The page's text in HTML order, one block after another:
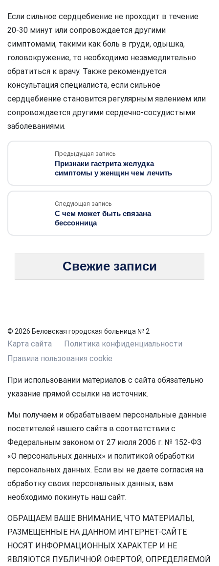
Если сильное сердцебиение не проходит в течение
20-30 минут или сопровождается другими
симптомами, такими как боль в груди, одышка,
головокружение, то необходимо незамедлительно
обратиться к врачу. Также рекомендуется
консультация специалиста, если сильное
сердцебиение становится регулярным явлением или
сопровождается другими сердечно-сосудистыми
заболеваниями.
Предыдущая запись
Признаки гастрита желудка
симптомы у женщин чем лечить
Следующая запись
С чем может быть связана
бессонница
Свежие записи
© 2026 Беловская городская больница № 2
Карта сайта
Политика конфиденциальности
Правила пользования cookie
При использовании материалов с сайта обязательно
указание прямой ссылки на источник.
Мы получаем и обрабатываем персональные данные
посетителей нашего сайта в соответствии с
Федеральным законом от 27 июля 2006 г. № 152-ФЗ
«О персональных данных» и политикой обработки
персональных данных. Если вы не даете согласия на
обработку своих персональных данных, вам
необходимо покинуть наш сайт.
ОБРАЩАЕМ ВАШЕ ВНИМАНИЕ, ЧТО МАТЕРИАЛЫ,
РАЗМЕЩЕННЫЕ НА ДАННОМ ИНТЕРНЕТ-САЙТЕ
НОСЯТ ИНФОРМАЦИОННЫХ ХАРАКТЕР И НЕ
ЯВЛЯЮТСЯ ПУБЛИЧНОЙ ОФЕРТОЙ, ОПРЕДЕЛЯЕМОЙ